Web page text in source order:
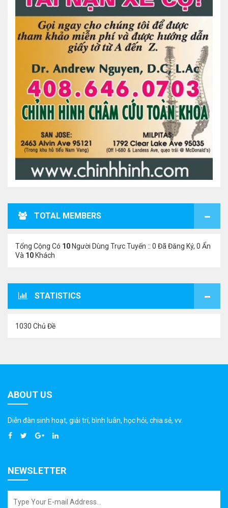
TOTAL MEMBERS
Tổng Cộng Có 10 Người Dùng Trực Tuyến :: 0 Đã Đăng Ký, 0 Ẩn
Và 10 Khách
STATISTICS
1030 Chủ Đề
ABOUT US
Diễn đàn sinh hoạt, giải trí, bình luân, học hỏi, chia sẻ, vv.
NEWSLETTER